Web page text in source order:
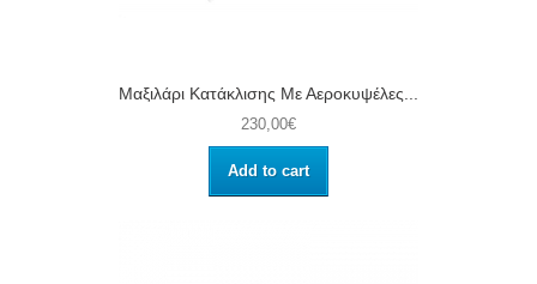
Μαξιλάρι Κατάκλισης Με Αεροκυψέλες...
230,00€
Add to cart